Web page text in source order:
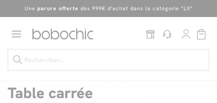
En ce moment, profitez d'untapis offert dès 1299€ de canapé
Dernière chance de profiter de nos prix réduits jusqu'à -50%
Uneparure offerte
Table carrée